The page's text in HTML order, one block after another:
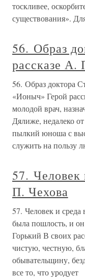
тоскливее,
существования».
56. Образ
рассказе
56. Образ доктора
«Ионыч» Герой
молодой врач,
Дялиже, недалеко
пылкий юноша с
служить на пользу
57. Человек
П. Чехова
57. Человек и среда
была пошлость, и
Горький В своих
чистую, честную,
обывательщину,
все то, что уродует